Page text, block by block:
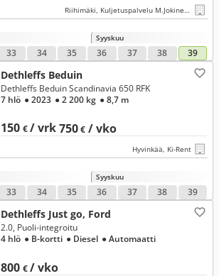
Riihimäki, Kuljetuspalvelu M.Jokinen Oy
Syyskuu
33 34 35 36 37 38 39
Dethleffs Beduin
150 €/ vrk750€ / vko
Dethleffs Beduin Scandinavia 650 RFK
7 hlö ● 2023 ● 2 200 kg ● 8,7 m
Hyvinkää, Ki-Rent
Syyskuu
33 34 35 36 37 38 39
Dethleffs Just go, Ford
800 €/ vko
2.0, Puoli-integroitu
4 hlö ● B-kortti ● Diesel ● Automaatti